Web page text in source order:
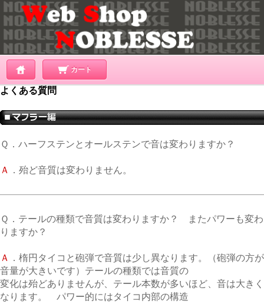
カート
よくある質問
Ｑ．ハーフステンとオールステンで音は変わりますか？
Ａ ．殆ど音質は変わりません。
Ｑ．テールの種類で音質は変わりますか？ またパワーも変わ
りますか？
Ａ
．楕円タイコと砲弾で音質は少し異なります。（砲弾の方が
音量が大きいです）テールの種類では音質の
変化は殆どありませんが、テール本数が多いほど、音は大きく
なります。 パワー的にはタイコ内部の構造